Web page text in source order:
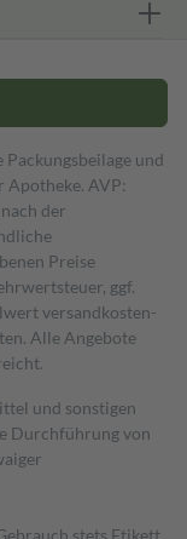
und
AVP:
der
Preise
ggf.
versand­kosten­
Alle Angebote
und sonstigen
Durchführung von
stets Etikett